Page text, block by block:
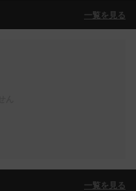
一覧を見る
一覧を見る